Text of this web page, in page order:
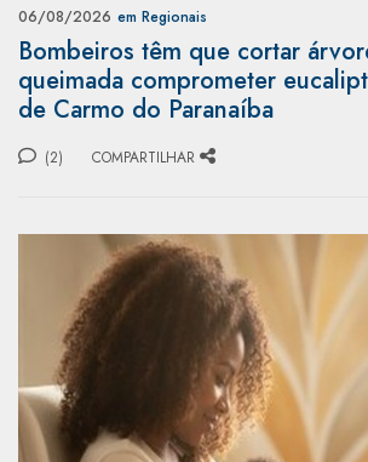
06/08/2026 em Regionais
Bombeiros têm que cortar
queimada comprometer
de Carmo do Paranaíba
(2) COMPARTILHAR